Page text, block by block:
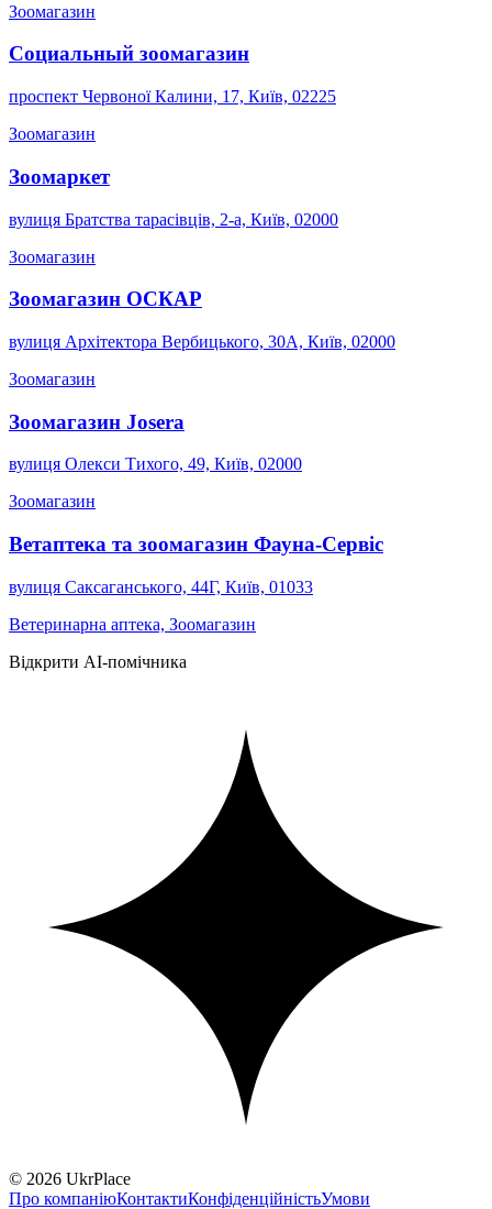
Зоомагазин
Социальный зоомагазин
проспект Червоної Калини, 17, Київ, 02225
Зоомагазин
Зоомаркет
вулиця Братства тарасівців, 2-а, Київ, 02000
Зоомагазин
Зоомагазин ОСКАР
вулиця Архітектора Вербицького, 30А, Київ, 02000
Зоомагазин
Зоомагазин Josera
вулиця Олекси Тихого, 49, Київ, 02000
Зоомагазин
Ветаптека та зоомагазин Фауна-Сервіс
вулиця Саксаганського, 44Г, Київ, 01033
Ветеринарна аптека, Зоомагазин
Відкрити AI-помічника
© 2026 UkrPlace
Про компаніюКонтактиКонфіденційністьУмови